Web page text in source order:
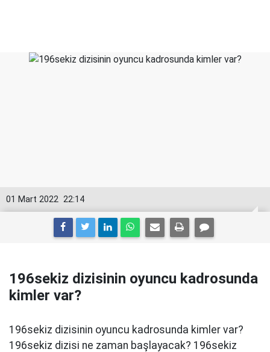
22:14
01 Mart 2022
196sekiz dizisinin oyuncu kadrosunda
kimler var?
196sekiz dizisinin oyuncu kadrosunda kimler var?
196sekiz dizisi ne zaman başlayacak? 196sekiz